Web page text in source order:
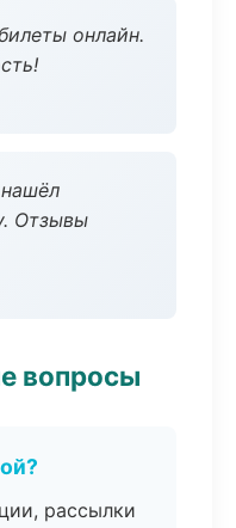
онлайн.
Отзывы
вопросы
рассылки